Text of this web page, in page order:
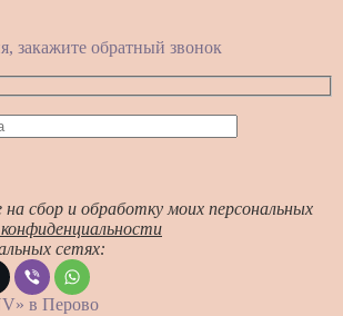
закажите обратный звонок
на сбор и обработку моих персональных
сетях:
в Перово